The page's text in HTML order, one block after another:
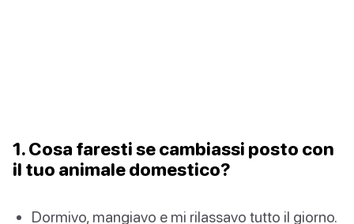
1. Cosa faresti se cambiassi posto con
il tuo animale domestico?
Dormivo, mangiavo e mi rilassavo tutto il giorno.